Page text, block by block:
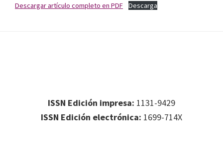
Descargar artículo completo en PDF Descarga
ISSN Edición impresa: 1131-9429
ISSN Edición electrónica: 1699-714X